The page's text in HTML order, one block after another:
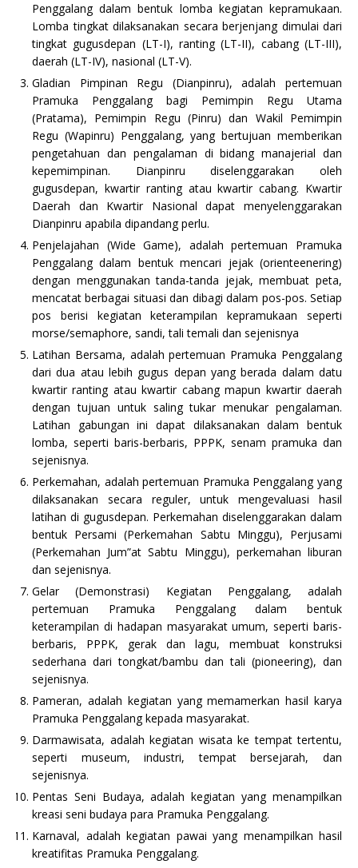
Penggalang dalam bentuk lomba kegiatan kepramukaan.
Lomba tingkat dilaksanakan secara berjenjang dimulai dari
tingkat gugusdepan (LT-I), ranting (LT-II), cabang (LT-III),
daerah (LT-IV), nasional (LT-V).
Gladian Pimpinan Regu (Dianpinru), adalah pertemuan
Pramuka Penggalang bagi Pemimpin Regu Utama
(Pratama), Pemimpin Regu (Pinru) dan Wakil Pemimpin
Regu (Wapinru) Penggalang, yang bertujuan memberikan
pengetahuan dan pengalaman di bidang manajerial dan
kepemimpinan. Dianpinru diselenggarakan oleh
gugusdepan, kwartir ranting atau kwartir cabang. Kwartir
Daerah dan Kwartir Nasional dapat menyelenggarakan
Dianpinru apabila dipandang perlu.
Penjelajahan (Wide Game), adalah pertemuan Pramuka
Penggalang dalam bentuk mencari jejak (orienteenering)
dengan menggunakan tanda-tanda jejak, membuat peta,
mencatat berbagai situasi dan dibagi dalam pos-pos. Setiap
pos berisi kegiatan keterampilan kepramukaan seperti
morse/semaphore, sandi, tali temali dan sejenisnya
Latihan Bersama, adalah pertemuan Pramuka Penggalang
dari dua atau lebih gugus depan yang berada dalam datu
kwartir ranting atau kwartir cabang mapun kwartir daerah
dengan tujuan untuk saling tukar menukar pengalaman.
Latihan gabungan ini dapat dilaksanakan dalam bentuk
lomba, seperti baris-berbaris, PPPK, senam pramuka dan
sejenisnya.
Perkemahan, adalah pertemuan Pramuka Penggalang yang
dilaksanakan secara reguler, untuk mengevaluasi hasil
latihan di gugusdepan. Perkemahan diselenggarakan dalam
bentuk Persami (Perkemahan Sabtu Minggu), Perjusami
(Perkemahan Jum”at Sabtu Minggu), perkemahan liburan
dan sejenisnya.
Gelar (Demonstrasi) Kegiatan Penggalang, adalah
pertemuan Pramuka Penggalang dalam bentuk
keterampilan di hadapan masyarakat umum, seperti baris-
berbaris, PPPK, gerak dan lagu, membuat konstruksi
sederhana dari tongkat/bambu dan tali (pioneering), dan
sejenisnya.
Pameran, adalah kegiatan yang memamerkan hasil karya
Pramuka Penggalang kepada masyarakat.
Darmawisata, adalah kegiatan wisata ke tempat tertentu,
seperti museum, industri, tempat bersejarah, dan
sejenisnya.
Pentas Seni Budaya, adalah kegiatan yang menampilkan
kreasi seni budaya para Pramuka Penggalang.
Karnaval, adalah kegiatan pawai yang menampilkan hasil
kreatifitas Pramuka Penggalang.